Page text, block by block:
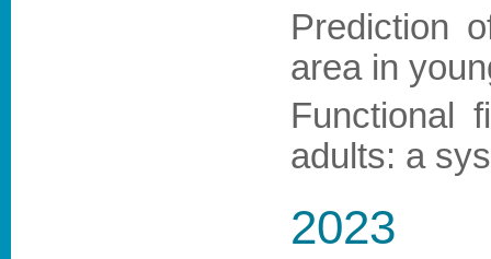
Prediction
area in
Functional
adults: a
2023